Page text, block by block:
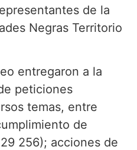
de la
Negras Territorio
entregaron a la
peticiones
temas, entre
de
256); acciones de